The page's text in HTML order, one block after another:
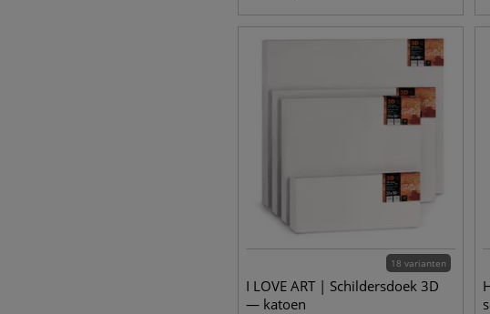
18 varianten
I LOVE ART | Schildersdoek 3D
— katoen